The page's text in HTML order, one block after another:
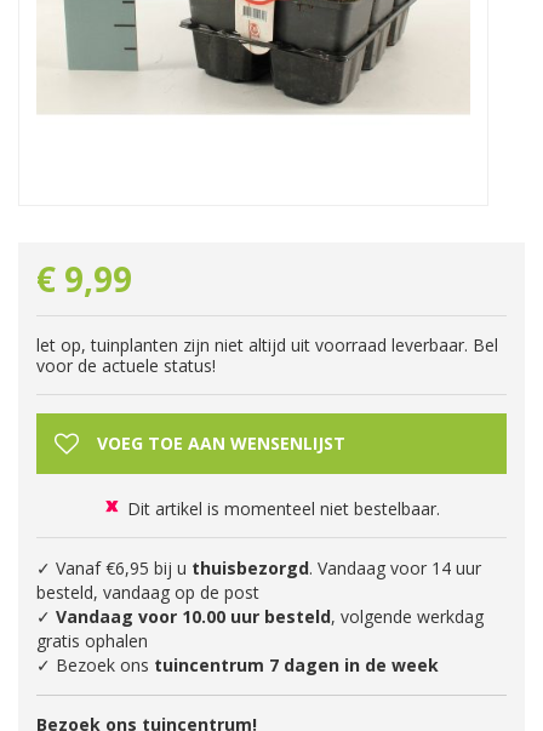
€ 9,99
let op, tuinplanten zijn niet altijd uit voorraad leverbaar. Bel
voor de actuele status!
Dit artikel is momenteel niet bestelbaar.
✓ Vanaf €6,95 bij u thuisbezorgd. Vandaag voor 14 uur
besteld, vandaag op de post
✓ Vandaag voor 10.00 uur besteld, volgende werkdag
gratis ophalen
✓ Bezoek ons tuincentrum 7 dagen in de week
Bezoek ons tuincentrum!